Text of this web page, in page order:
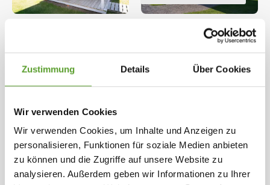
Zustimmung Details Über Cookies
Wir verwenden Cookies
Wir verwenden Cookies, um Inhalte und Anzeigen zu
personalisieren, Funktionen für soziale Medien anbieten
zu können und die Zugriffe auf unsere Website zu
analysieren. Außerdem geben wir Informationen zu Ihrer
Nordsee
Hirtshals Camping ist ein offener Platz mit frischen
Skagerak. Direkter Zugang zum schönen Strand, in
der Nähe von Stadt und Hafen, mit täglichen
Fährverbindungen nach Norwegen und
Ausgewählte Einrichtungen